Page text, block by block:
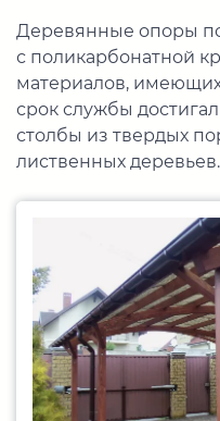
Деревянные опоры
с поликарбонатной
материалов,
срок службы
столбы из твердых
лиственных деревьев.